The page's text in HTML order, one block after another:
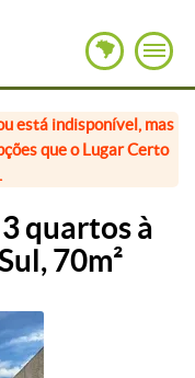
está indisponível, mas
que o Lugar Certo
quartos à
70m²